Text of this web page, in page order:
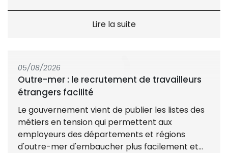
Lire la suite
Outre-mer : le recrutement de travailleurs
étrangers facilité
05/08/2026
Le gouvernement vient de publier les listes des
métiers en tension qui permettent aux
employeurs des départements et régions
d'outre-mer d'embaucher plus facilement et